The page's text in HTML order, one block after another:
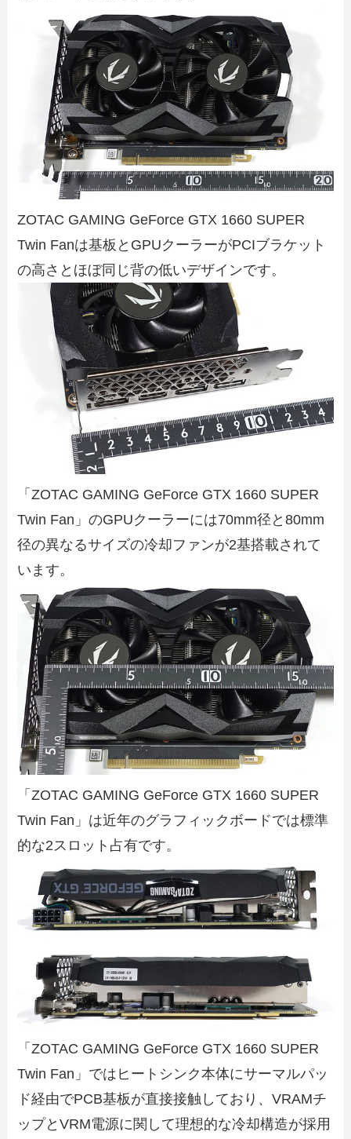
ZOTAC GAMING GeForce GTX 1660 SUPER
Twin Fanは基板とGPUクーラーがPCIブラケット
の高さとほぼ同じ背の低いデザインです。
「ZOTAC GAMING GeForce GTX 1660 SUPER
Twin Fan」のGPUクーラーには70mm径と80mm
径の異なるサイズの冷却ファンが2基搭載されて
います。
「ZOTAC GAMING GeForce GTX 1660 SUPER
Twin Fan」は近年のグラフィックボードでは標準
的な2スロット占有です。
「ZOTAC GAMING GeForce GTX 1660 SUPER
Twin Fan」ではヒートシンク本体にサーマルパッ
ド経由でPCB基板が直接接触しており、VRAMチ
ップとVRM電源に関して理想的な冷却構造が採用